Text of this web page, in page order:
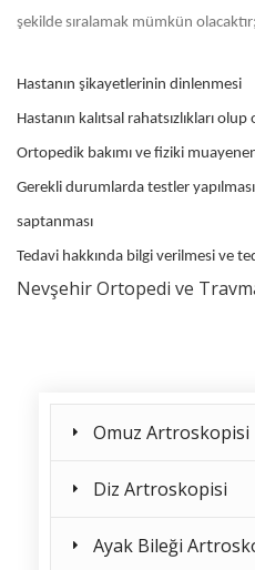
şekilde sıralamak mümkün olacaktır;
Hastanın şikayetlerinin dinlenmesi
Hastanın kalıtsal rahatsızlıkları
Ortopedik bakımı ve fiziki
Gerekli durumlarda testler
saptanması
Tedavi hakkında bilgi verilmesi ve
Nevşehir Ortopedi ve
Omuz Artroskopisi
Diz Artroskopisi
Ayak Bileği